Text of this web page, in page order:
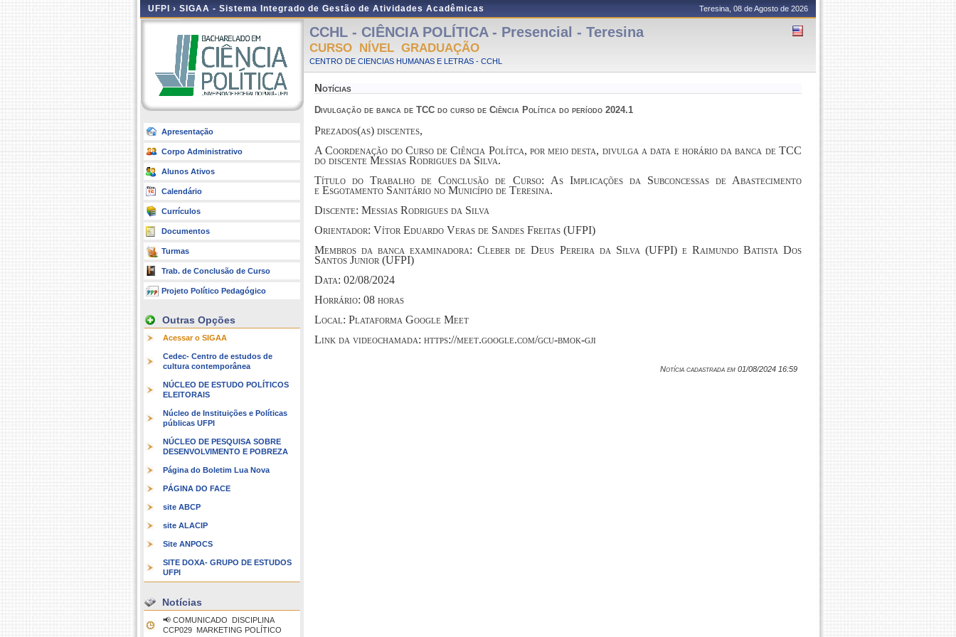
UFPI › SIGAA - Sistema Integrado de Gestão de Atividades Acadêmicas Teresina, 08 de Agosto de 2026
Apresentação
Corpo Administrativo
Alunos Ativos
Calendário
Currículos
Documentos
Turmas
Trab. de Conclusão de Curso
Projeto Político Pedagógico
Outras Opções
Acessar o SIGAA
Cedec- Centro de estudos de
cultura contemporânea
NÚCLEO DE ESTUDO POLÍTICOS
ELEITORAIS
Núcleo de Instituições e Políticas
públicas UFPI
NÚCLEO DE PESQUISA SOBRE
DESENVOLVIMENTO E POBREZA
Página do Boletim Lua Nova
PÁGINA DO FACE
site ABCP
site ALACIP
Site ANPOCS
SITE DOXA- GRUPO DE ESTUDOS
UFPI
Notícias
📢 COMUNICADO  DISCIPLINA
CCP029  MARKETING POLÍTICO
CCHL - CIÊNCIA POLÍTICA - Presencial - Teresina
CURSO NÍVEL GRADUAÇÃO
CENTRO DE CIENCIAS HUMANAS E LETRAS - CCHL
Notícias
Divulgação de banca de TCC do curso de Ciência Política do período 2024.1
Prezados(as) discentes,
A Coordenação do Curso de Ciência Polítca, por meio desta, divulga a data e horário da banca de TCC
do discente Messias Rodrigues da Silva.
Título do Trabalho de Conclusão de Curso: As Implicações da Subconcessas de Abastecimento
e Esgotamento Sanitário no Município de Teresina.
Discente: Messias Rodrigues da Silva
Orientador: Vítor Eduardo Veras de Sandes Freitas (UFPI)
Membros da banca examinadora: Cleber de Deus Pereira da Silva (UFPI) e Raimundo Batista Dos
Santos Junior (UFPI)
Data: 02/08/2024
Horrário: 08 horas
Local: Plataforma Google Meet
Link da videochamada: https://meet.google.com/gcu-bmok-gji
Notícia cadastrada em 01/08/2024 16:59